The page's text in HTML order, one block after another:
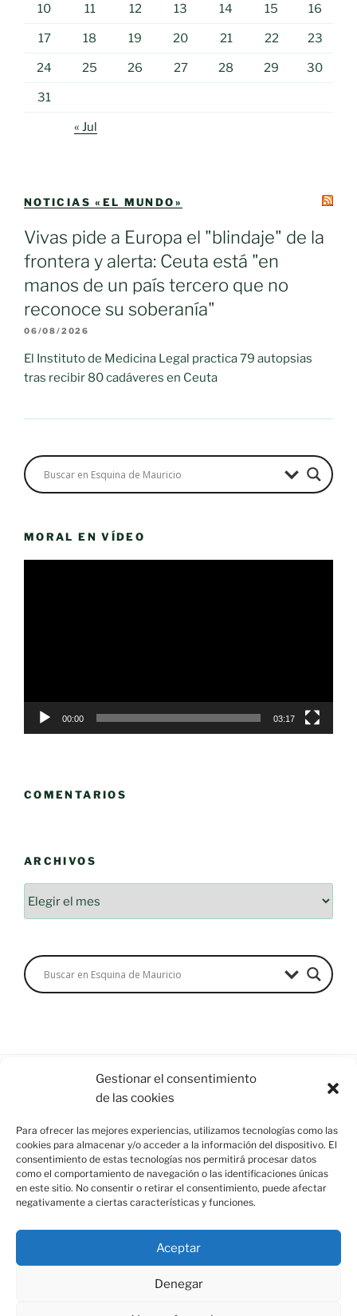
Gestionar el consentimiento
de las cookies
Para ofrecer las mejores experiencias, utilizamos tecnologías como las
cookies para almacenar y/o acceder a la información del dispositivo. El
consentimiento de estas tecnologías nos permitirá procesar datos
como el comportamiento de navegación o las identificaciones únicas
en este sitio. No consentir o retirar el consentimiento, puede afectar
negativamente a ciertas características y funciones.
Aceptar
Denegar
10 11 12 13 14 15 16
17 18 19 20 21 22 23
24 25 26 27 28 29 30
31
« Jul
NOTICIAS «EL MUNDO»
Vivas pide a Europa el "blindaje" de la
frontera y alerta: Ceuta está "en
manos de un país tercero que no
reconoce su soberanía"
06/08/2026
El Instituto de Medicina Legal practica 79 autopsias
tras recibir 80 cadáveres en Ceuta
MORAL EN VÍDEO
00:00 03:17
COMENTARIOS
ARCHIVOS
Calatrava (C.Real) info@esquinademauricio.es
«Aviso Legal»